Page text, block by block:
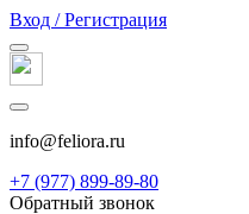
Вход / Регистрация
info@feliora.ru
+7 (977) 899-89-80
Обратный звонок